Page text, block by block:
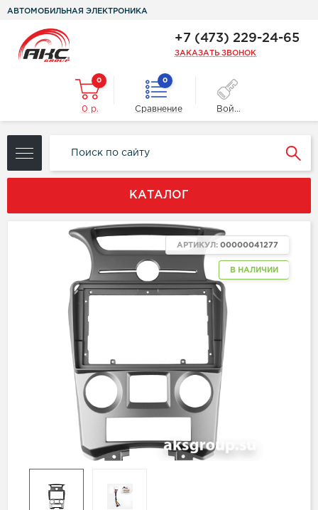
АВТОМОБИЛЬНАЯ ЭЛЕКТРОНИКА
+7 (473) 229-24-65
ЗАКАЗАТЬ ЗВОНОК
0
0 р.
0
Сравнение Войти
КАТАЛОГ
В НАЛИЧИИ
АРТИКУЛ: 00000041277